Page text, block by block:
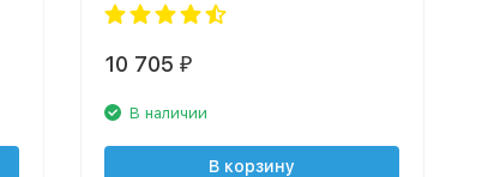
10 705 ₽
В наличии
В корзину